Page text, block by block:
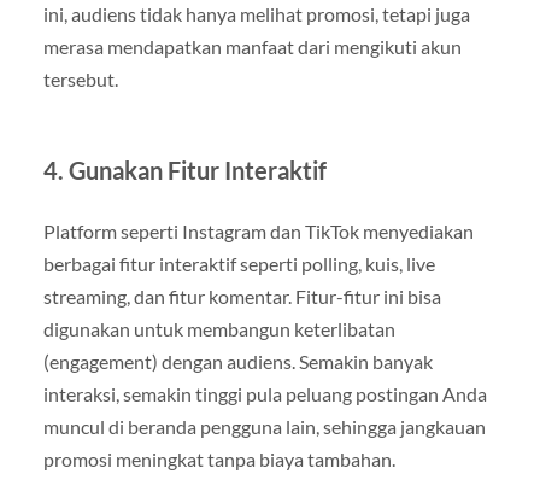
ini, audiens tidak hanya melihat promosi, tetapi juga
merasa mendapatkan manfaat dari mengikuti akun
tersebut.
4. Gunakan Fitur Interaktif
Platform seperti Instagram dan TikTok menyediakan
berbagai fitur interaktif seperti polling, kuis, live
streaming, dan fitur komentar. Fitur-fitur ini bisa
digunakan untuk membangun keterlibatan
(engagement) dengan audiens. Semakin banyak
interaksi, semakin tinggi pula peluang postingan Anda
muncul di beranda pengguna lain, sehingga jangkauan
promosi meningkat tanpa biaya tambahan.